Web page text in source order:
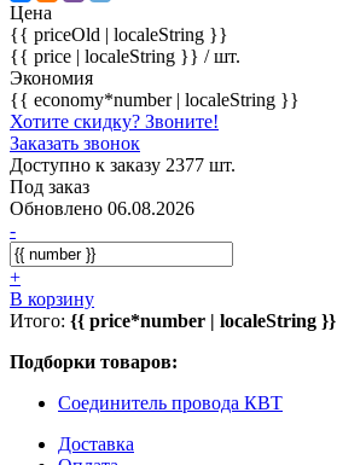
Цена
{{ priceOld | localeString }}
{{ price | localeString }} / шт.
Экономия
{{ economy*number | localeString }}
Хотите скидку? Звоните!
Заказать звонок
Доступно к заказу 2377 шт.
Под заказ
Обновлено 06.08.2026
-
+
В корзину
Итого: {{ price*number | localeString }}
Подборки товаров:
Соединитель провода КВТ
Доставка